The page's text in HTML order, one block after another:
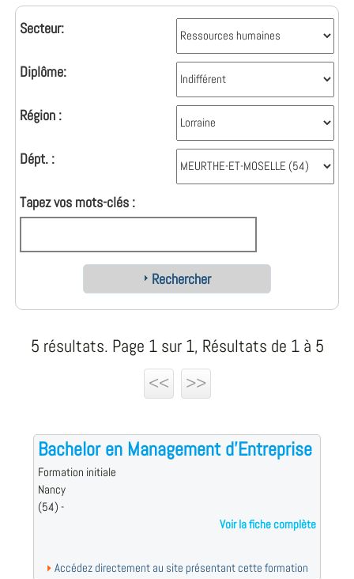
Secteur:
Diplôme:
Région :
Dépt. :
Tapez vos mots-clés :
Rechercher
5 résultats. Page 1 sur 1, Résultats de 1 à 5
<<
>>
Bachelor en Management d'Entreprise
Formation initiale
Nancy
(54) -
Voir la fiche complète
Accédez directement au site présentant cette formation